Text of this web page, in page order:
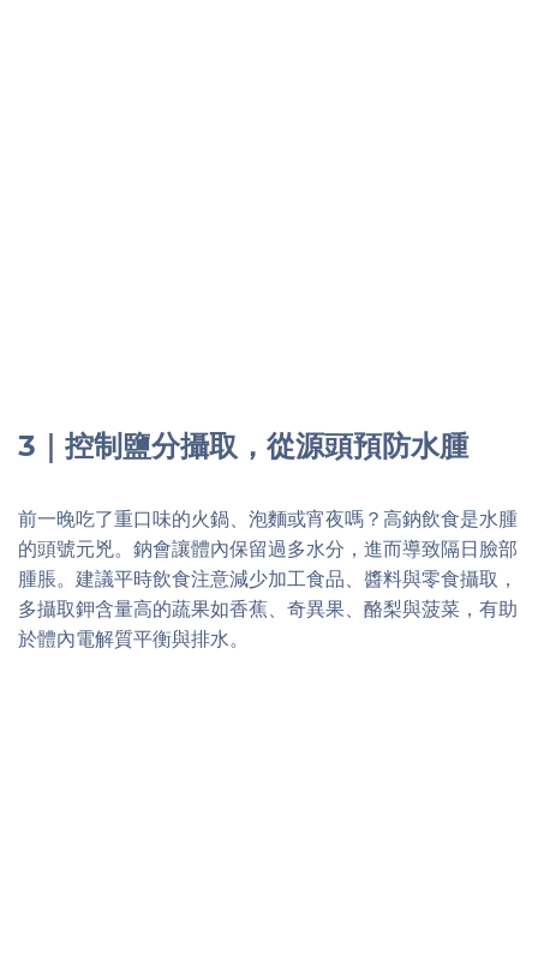
3｜控制鹽分攝取，從源頭預防水腫
前一晚吃了重口味的火鍋、泡麵或宵夜嗎？高鈉飲食是水腫
的頭號元兇。鈉會讓體內保留過多水分，進而導致隔日臉部
腫脹。建議平時飲食注意減少加工食品、醬料與零食攝取，
多攝取鉀含量高的蔬果如香蕉、奇異果、酪梨與菠菜，有助
於體內電解質平衡與排水。